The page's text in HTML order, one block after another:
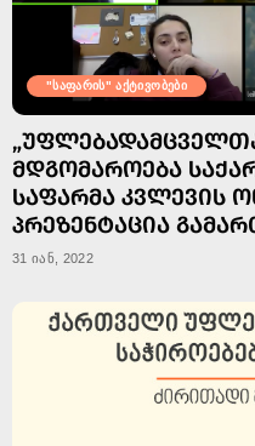
"საფარის" აქტივობები
ᲛᲓᲒᲝᲛᲐᲠᲝᲔᲑᲐ
ᲡᲐᲤᲐᲠᲛᲐ ᲙᲕᲚᲔᲕᲘᲡ
ᲞᲠᲔᲖᲔᲜᲢᲐᲪᲘᲐ
31 იან, 2022